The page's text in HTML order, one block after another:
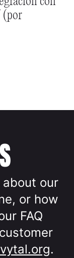
(por
about our
or how
FAQ
.